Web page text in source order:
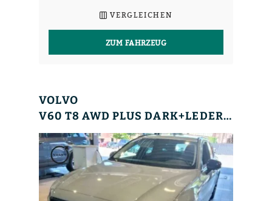
VERGLEICHEN
ZUM FAHRZEUG
VOLVO
V60 T8 AWD PLUS DARK+LEDER+MEMRY+KEYLESS+STANDHZ